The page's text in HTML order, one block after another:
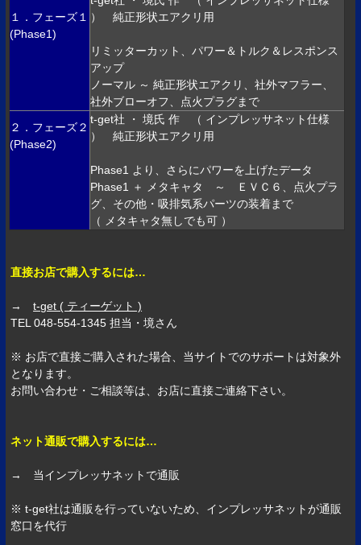
１．フェーズ１
(Phase1)
） 純正形状エアクリ用
リミッターカット、パワー＆トルク＆レスポンス
アップ
ノーマル ～ 純正形状エアクリ、社外マフラー、
社外ブローオフ、点火プラグまで
２．フェーズ２
(Phase2)
t-get社 ・ 境氏 作 （ インプレッサネット仕様
） 純正形状エアクリ用
Phase1 より、さらにパワーを上げたデータ
Phase1 ＋ メタキャタ ～ ＥＶＣ６、点火プラ
グ、その他・吸排気系パーツの装着まで
（ メタキャタ無しでも可 ）
直接お店で購入するには…
→t-get ( ティーゲット )
TEL 048-554-1345 担当・境さん
※ お店で直接ご購入された場合、当サイトでのサポートは対象外
となります。
お問い合わせ・ご相談等は、お店に直接ご連絡下さい。
ネット通販で購入するには…
→ 当インプレッサネットで通販
※ t-get社は通販を行っていないため、インプレッサネットが通販
窓口を代行